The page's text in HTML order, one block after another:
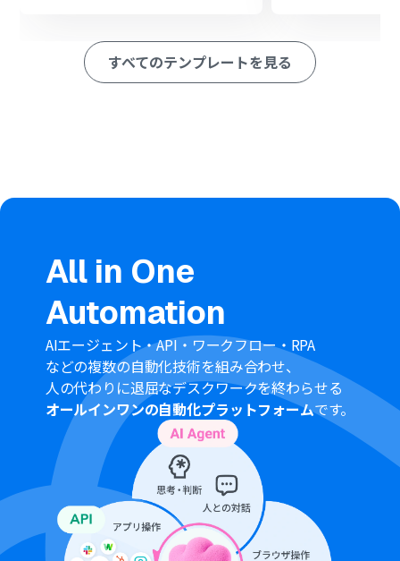
ます。
すべてのテンプレートを見る
All in One
Automation
AIエージェント・API・ワークフロー・RPA
などの複数の自動化技術を組み合わせ、
人の代わりに退屈なデスクワークを終わらせる
オールインワンの自動化プラットフォームです。